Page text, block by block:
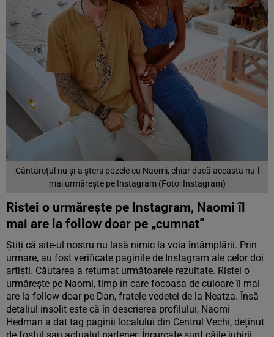
Cântărețul nu și-a șters pozele cu Naomi, chiar dacă aceasta nu-l
mai urmărește pe Instagram (Foto: Instagram)
Ristei o urmărește pe Instagram, Naomi îl
mai are la follow doar pe „cumnat”
Știți că site-ul nostru nu lasă nimic la voia întâmplării. Prin
urmare, au fost verificate paginile de Instagram ale celor doi
artiști. Căutarea a returnat următoarele rezultate. Ristei o
urmărește pe Naomi, timp în care focoasa de culoare îl mai
are la follow doar pe Dan, fratele vedetei de la Neatza. Însă
detaliul insolit este că în descrierea profilului, Naomi
Hedman a dat tag paginii localului din Centrul Vechi, deținut